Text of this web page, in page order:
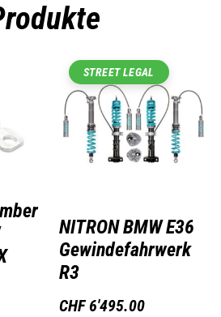
STREET LEGAL
NITRON BMW E36
Gewindefahrwerk
R3
CHF6'495.00